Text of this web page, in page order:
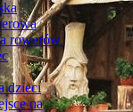
rowerów
dzieci
na